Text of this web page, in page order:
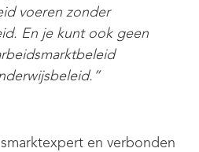
voeren zonder
En je kunt ook geen
en verbonden